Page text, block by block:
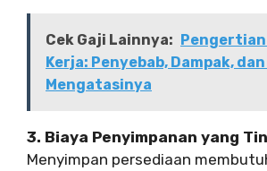
Cek Gaji Lainnya:
Kerja: Penyebab, Dampak,
Mengatasinya
3. Biaya Penyimpanan yang
Menyimpan persediaan